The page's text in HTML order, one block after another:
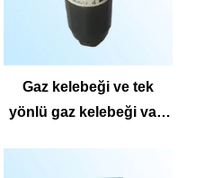
Gaz kelebeği ve tek
yönlü gaz kelebeği valfi